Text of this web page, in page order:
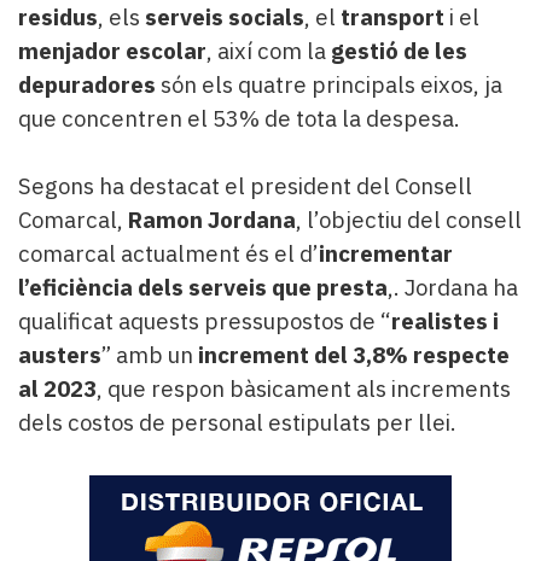
residus, els serveis socials, el transport i el
menjador escolar, així com la gestió de les
depuradores són els quatre principals eixos, ja
que concentren el 53% de tota la despesa.
Segons ha destacat el president del Consell
Comarcal, Ramon Jordana, l’objectiu del consell
comarcal actualment és el d’incrementar
l’eficiència dels serveis que presta,. Jordana ha
qualificat aquests pressupostos de “realistes i
austers” amb un increment del 3,8% respecte
al 2023, que respon bàsicament als increments
dels costos de personal estipulats per llei.